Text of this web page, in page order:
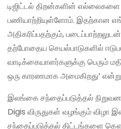
டிஜிட்டல் திறன்களின் எல்லைகளை
பணியாற்றியுள்ளோம். இதற்கான
அதிகரிப்பதற்கும்,
தற்போதைய செயல்பாடுகளில்
வாடிக்கையாளர்களுக்கு பெரும்
ஒரு காரணமாக அமைகிறது’ என்று
இலங்கை சந்தைப்படுத்தல்
Digis விருதுகள் வழங்கும் விழா
சந்தைப்படுத்தல் திட்டங்களை